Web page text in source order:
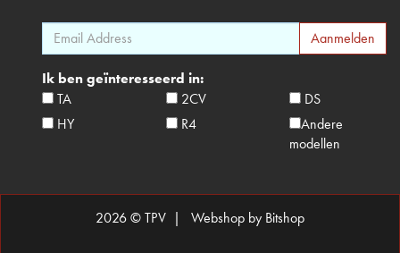
Ik ben geïnteresseerd in:
TA
2CV
DS
HY
R4
Andere
modellen
2026 © TPV | Webshop by Bitshop